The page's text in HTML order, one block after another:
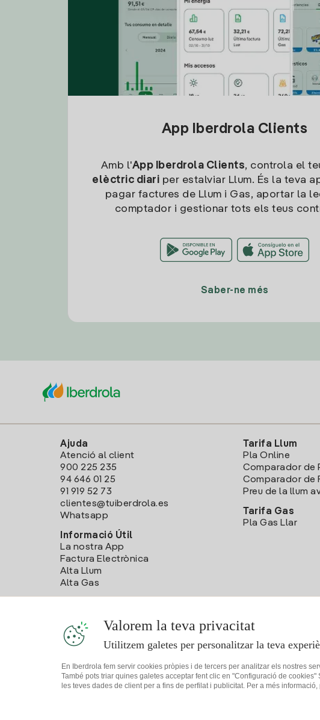
App Iberdrola Clients
Amb l'App Iberdrola Clients, controla el
elèctric diari per estalviar Llum. És la teva
pagar factures de Llum i Gas, aportar la
comptador i gestionar tots els teus
Saber-ne més
Ajuda
Atenció al client
900 225 235
94 646 01 25
91 919 52 73
clientes@tuiberdrola.es
Whatsapp
Informació Útil
La nostra App
Factura Electrònica
Alta Llum
Alta Gas
Tarifa Llum
Pla Online
Comparador de
Comparador de
Preu de la llum
Tarifa Gas
Pla Gas Llar
Valorem la teva privacitat
Utilitzem galetes per personalitzar la teva
En Iberdrola fem servir cookies pròpies i de tercers per analitzar els nostres
També pots triar quines galetes acceptar fent clic en "Configuració de
les teves dades de client per a fins de perfilat i publicitat. Per a més